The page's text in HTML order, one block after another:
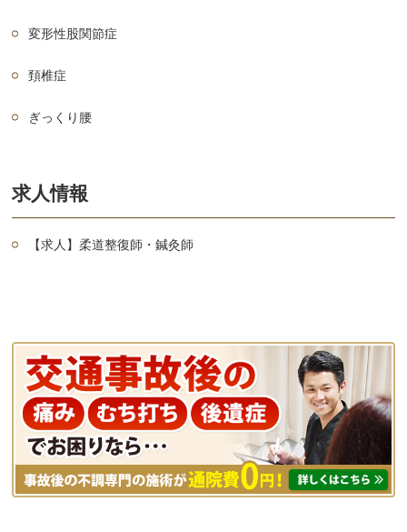
変形性股関節症
頚椎症
ぎっくり腰
求人情報
【求人】柔道整復師・鍼灸師